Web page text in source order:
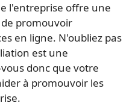
l'entreprise offre une
promouvoir
en ligne. N'oubliez pas
est une
donc que votre
à promouvoir les